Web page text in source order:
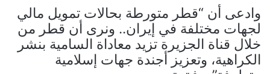
وادعى أن “قطر متورطة بحالات تمويل مالي
لجهات مختلفة في إيران.. ونرى أن قطر من
خلال قناة الجزيرة تزيد معاداة السامية بنشر
الكراهية، وتعزيز أجندة جهات إسلامية